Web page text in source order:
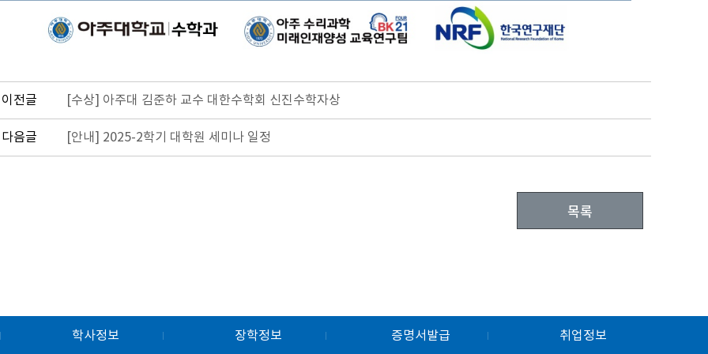
이전글 [수상] 아주대 김준하 교수 대한수학회 신진수학자상
다음글 [안내] 2025-2학기 대학원 세미나 일정
목록
학사정보 장학정보 증명서발급 취업정보